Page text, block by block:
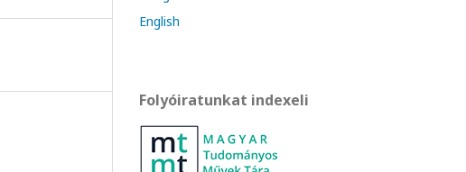
English
Folyóiratunkat indexeli